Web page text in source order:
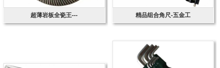
超薄岩板全瓷王--- 精品组合角尺-五金工